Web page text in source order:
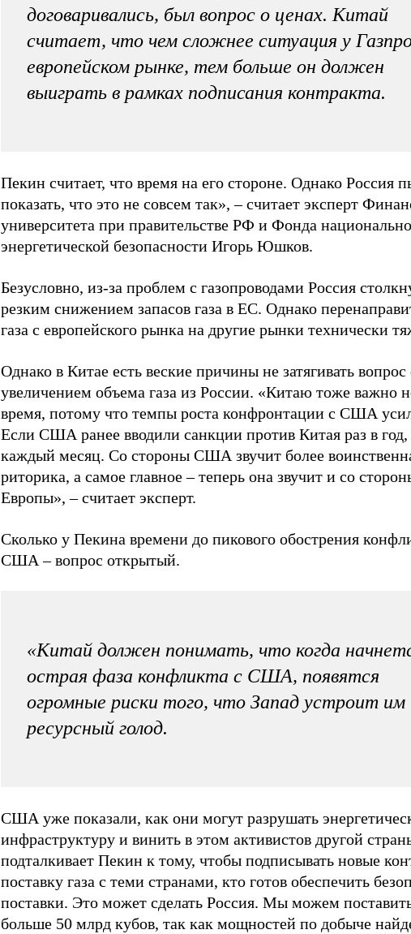
договаривались, был вопрос о ценах. Китай
считает, что чем сложнее ситуация у
европейском рынке, тем больше он должен
выиграть в рамках подписания контракта.
Пекин считает, что время на его стороне. Однако Россия
показать, что это не совсем так», – считает эксперт
университета при правительстве РФ и Фонда
энергетической безопасности Игорь Юшков.
Безусловно, из-за проблем с газопроводами Россия
резким снижением запасов газа в ЕС. Однако
газа с европейского рынка на другие рынки технически
Однако в Китае есть веские причины не затягивать вопрос
увеличением объема газа из России. «Китаю тоже важно
время, потому что темпы роста конфронтации с США
Если США ранее вводили санкции против Китая раз в год,
каждый месяц. Со стороны США звучит более
риторика, а самое главное – теперь она звучит и со
Европы», – считает эксперт.
Сколько у Пекина времени до пикового обострения
США – вопрос открытый.
«Китай должен понимать, что когда
острая фаза конфликта с США, появятся
огромные риски того, что Запад устроит им
ресурсный голод.
США уже показали, как они могут разрушать
инфраструктуру и винить в этом активистов другой
подталкивает Пекин к тому, чтобы подписывать новые
поставку газа с теми странами, кто готов обеспечить
поставки. Это может сделать Россия. Мы можем
больше 50 млрд кубов, так как мощностей по добыче